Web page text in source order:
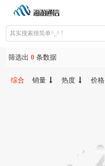
筛选出 0 条数据
综合 销量 热度 价格